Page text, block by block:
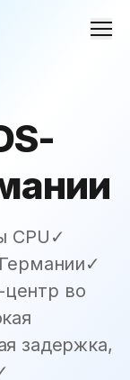
CPU✓
во
задержка,